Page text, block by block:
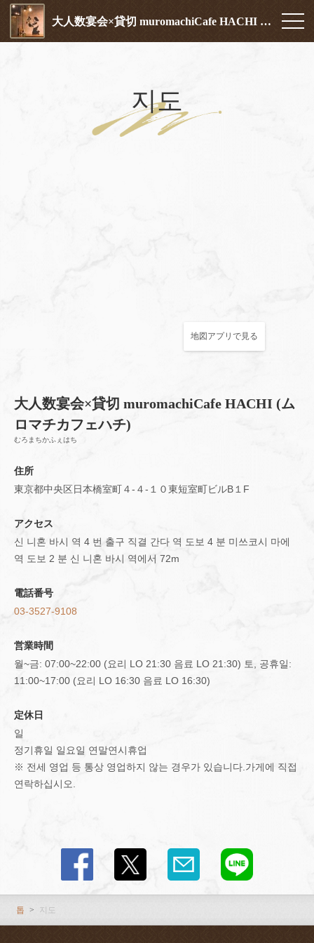
大人数宴会×貸切 muromachiCafe HACHI (ムロマチカフェハチ)
지도
地図アプリで見る
大人数宴会×貸切 muromachiCafe HACHI (ム
ロマチカフェハチ)
むろまちかふぇはち
住所
東京都中央区日本橋室町４-４-１０東短室町ビルB１F
アクセス
신 니혼 바시 역 4 번 출구 직결 간다 역 도보 4 분 미쓰코시 마에
역 도보 2 분 신 니혼 바시 역에서 72m
電話番号
03-3527-9108
営業時間
월~금: 07:00~22:00 (요리 LO 21:30 음료 LO 21:30) 토, 공휴일:
11:00~17:00 (요리 LO 16:30 음료 LO 16:30)
定休日
일
정기휴일 일요일 연말연시휴업
※ 전세 영업 등 통상 영업하지 않는 경우가 있습니다.가게에 직접
연락하십시오.
톱 지도
この店舗情報をシェアする
フェハチ)
東京都中央区日本橋室町４-４-１０東短室町ビルB１F
お店情報をコピー